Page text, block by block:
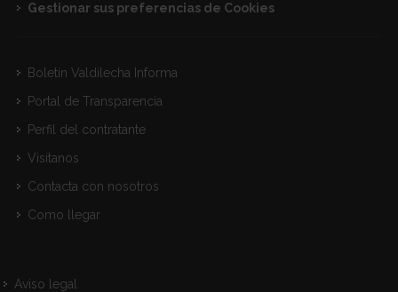
Gestionar sus preferencias de Cookies
Boletín Valdilecha Informa
Portal de Transparencia
Perfil del contratante
Visitanos
Contacta con nosotros
Como llegar
Aviso legal